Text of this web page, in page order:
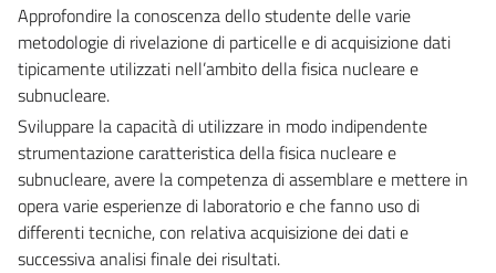
Approfondire la conoscenza dello studente delle varie
metodologie di rivelazione di particelle e di acquisizione dati
tipicamente utilizzati nell’ambito della fisica nucleare e
subnucleare.
Sviluppare la capacità di utilizzare in modo indipendente
strumentazione caratteristica della fisica nucleare e
subnucleare, avere la competenza di assemblare e mettere in
opera varie esperienze di laboratorio e che fanno uso di
differenti tecniche, con relativa acquisizione dei dati e
successiva analisi finale dei risultati.